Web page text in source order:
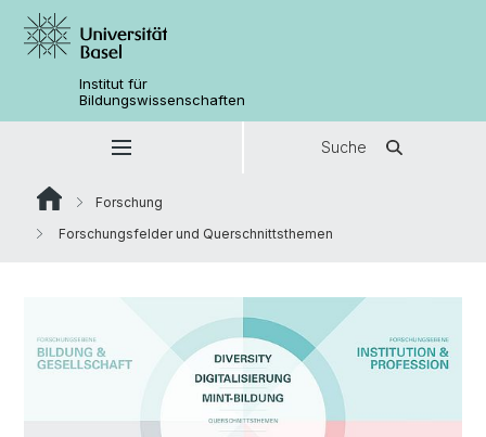
Institut für
Bildungswissenschaften
Suche
Forschung
Forschungsfelder und Querschnittsthemen